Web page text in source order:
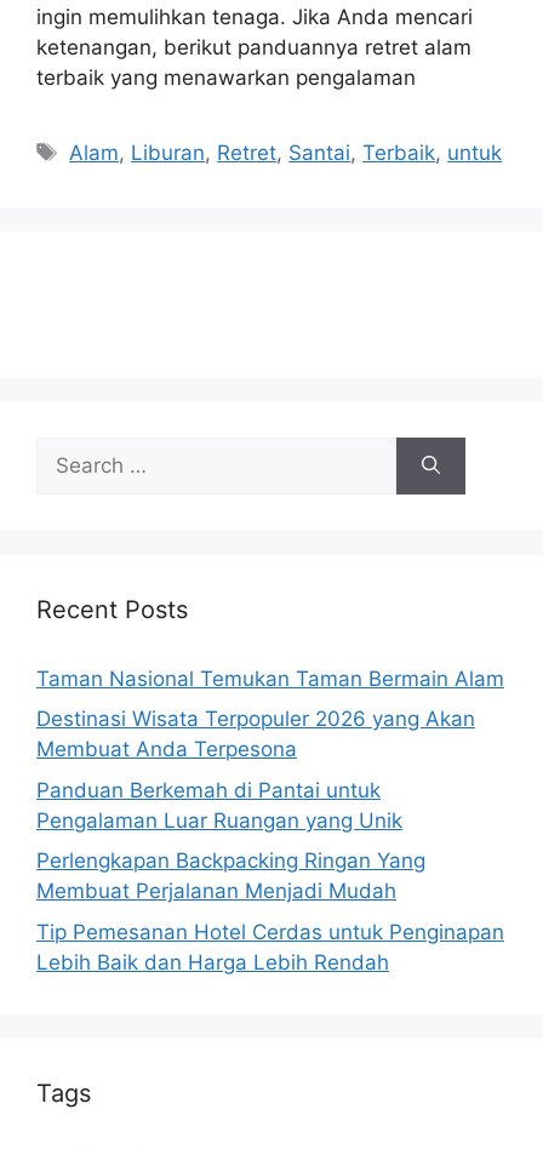
ingin memulihkan tenaga. Jika Anda mencari
ketenangan, berikut panduannya retret alam
terbaik yang menawarkan pengalaman
Tags
Alam, Liburan, Retret, Santai,Terbaik, untuk
for:
Recent Posts
Taman Nasional Temukan Taman Bermain Alam
Destinasi Wisata Terpopuler 2026 yang Akan
Membuat Anda Terpesona
Panduan Berkemah di Pantai untuk
Pengalaman Luar Ruangan yang Unik
Perlengkapan Backpacking Ringan Yang
Membuat Perjalanan Menjadi Mudah
Tip Pemesanan Hotel Cerdas untuk Penginapan
Lebih Baik dan Harga Lebih Rendah
Tags